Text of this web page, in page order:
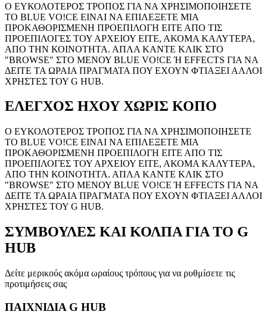
Ο ΕΥΚΟΛΟΤΕΡΟΣ ΤΡΟΠΟΣ ΓΙΑ ΝΑ ΧΡΗΣΙΜΟΠΟΙΗΣΕΤΕ
ΤΟ BLUE VO!CE ΕΙΝΑΙ ΝΑ ΕΠΙΛΕΞΕΤΕ ΜΙΑ
ΠΡΟΚΑΘΟΡΙΣΜΕΝΗ ΠΡΟΕΠΙΛΟΓΗ ΕΙΤΕ ΑΠΟ ΤΙΣ
ΠΡΟΕΠΙΛΟΓΕΣ ΤΟΥ ΑΡΧΕΙΟΥ ΕΙΤΕ, ΑΚΟΜΑ ΚΑΛΥΤΕΡΑ,
ΑΠΟ ΤΗΝ ΚΟΙΝΟΤΗΤΑ. ΑΠΛΑ ΚΑΝΤΕ ΚΛΙΚ ΣΤΟ
"BROWSE" ΣΤΟ ΜΕΝΟΥ BLUE VO!CE Ή EFFECTS ΓΙΑ ΝΑ
ΔΕΙΤΕ ΤΑ ΩΡΑΙΑ ΠΡΑΓΜΑΤΑ ΠΟΥ ΕΧΟΥΝ ΦΤΙΑΞΕΙ ΑΛΛΟΙ
ΧΡΗΣΤΕΣ ΤΟΥ G HUB.
ΕΛΕΓΧΟΣ ΗΧΟΥ ΧΩΡΙΣ ΚΟΠΟ
Ο ΕΥΚΟΛΟΤΕΡΟΣ ΤΡΟΠΟΣ ΓΙΑ ΝΑ ΧΡΗΣΙΜΟΠΟΙΗΣΕΤΕ
ΤΟ BLUE VO!CE ΕΙΝΑΙ ΝΑ ΕΠΙΛΕΞΕΤΕ ΜΙΑ
ΠΡΟΚΑΘΟΡΙΣΜΕΝΗ ΠΡΟΕΠΙΛΟΓΗ ΕΙΤΕ ΑΠΟ ΤΙΣ
ΠΡΟΕΠΙΛΟΓΕΣ ΤΟΥ ΑΡΧΕΙΟΥ ΕΙΤΕ, ΑΚΟΜΑ ΚΑΛΥΤΕΡΑ,
ΑΠΟ ΤΗΝ ΚΟΙΝΟΤΗΤΑ. ΑΠΛΑ ΚΑΝΤΕ ΚΛΙΚ ΣΤΟ
"BROWSE" ΣΤΟ ΜΕΝΟΥ BLUE VO!CE Ή EFFECTS ΓΙΑ ΝΑ
ΔΕΙΤΕ ΤΑ ΩΡΑΙΑ ΠΡΑΓΜΑΤΑ ΠΟΥ ΕΧΟΥΝ ΦΤΙΑΞΕΙ ΑΛΛΟΙ
ΧΡΗΣΤΕΣ ΤΟΥ G HUB.
ΣΥΜΒΟΥΛΕΣ ΚΑΙ ΚΟΛΠΑΓΙΑ ΤΟ G
HUB
Δείτε μερικούς ακόμα ωραίους τρόπους για να ρυθμίσετε τις
προτιμήσεις σας
ΠΑΙΧΝΙΔΙΑ G HUB